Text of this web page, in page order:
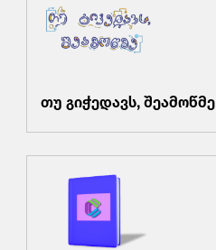
თუ გიჭედავს, შეამოწმე